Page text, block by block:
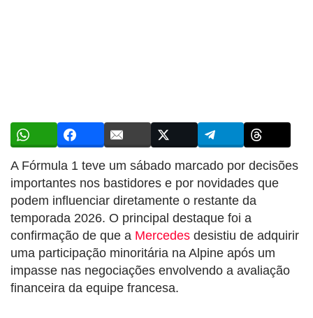
A Fórmula 1 teve um sábado marcado por decisões
importantes nos bastidores e por novidades que
podem influenciar diretamente o restante da
temporada 2026. O principal destaque foi a
confirmação de que a Mercedes desistiu de adquirir
uma participação minoritária na Alpine após um
impasse nas negociações envolvendo a avaliação
financeira da equipe francesa.